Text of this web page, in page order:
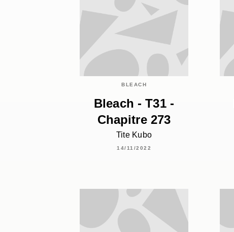
BLEACH
Bleach - T31 -
Chapitre 273
Tite Kubo
14/11/2022